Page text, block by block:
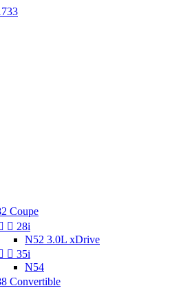
Coupe
 28i
N52 3.0L xDrive
 35i
N54
Convertible